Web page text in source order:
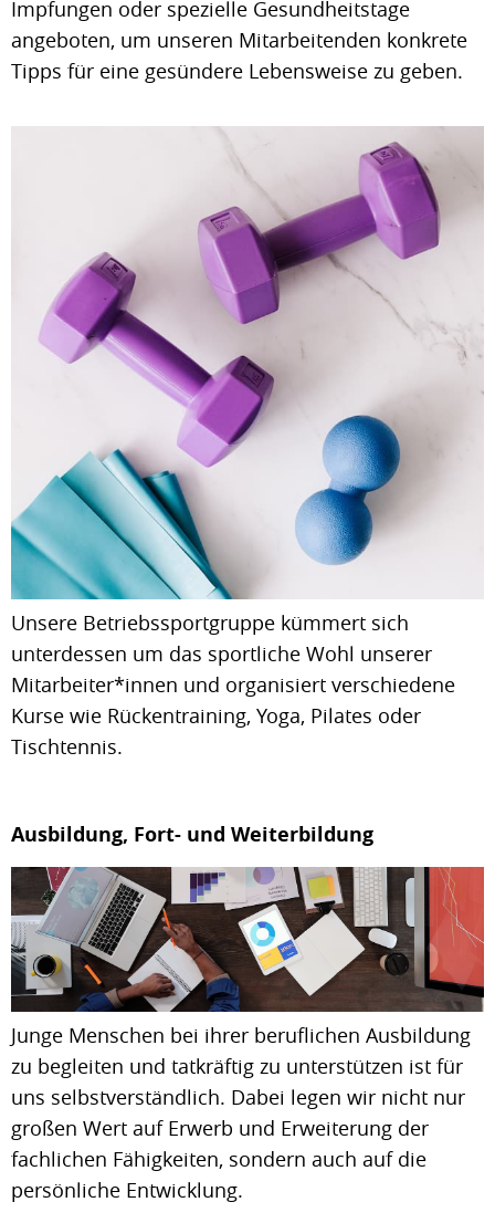
Impfungen oder spezielle Gesundheitstage
angeboten, um unseren Mitarbeitenden konkrete
Tipps für eine gesündere Lebensweise zu geben.
Unsere Betriebssportgruppe kümmert sich
unterdessen um das sportliche Wohl unserer
Mitarbeiter*innen und organisiert verschiedene
Kurse wie Rückentraining, Yoga, Pilates oder
Tischtennis.
Ausbildung, Fort- und Weiterbildung
Junge Menschen bei ihrer beruflichen Ausbildung
zu begleiten und tatkräftig zu unterstützen ist für
uns selbstverständlich. Dabei legen wir nicht nur
großen Wert auf Erwerb und Erweiterung der
fachlichen Fähigkeiten, sondern auch auf die
persönliche Entwicklung.